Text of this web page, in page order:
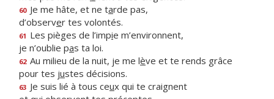
60 Je me hâte, et ne tarde pas,
d’observer tes volontés.
61 Les pièges de l’impie m’environnent,
je n’oublie pas ta loi.
62 Au milieu de la nuit, je me lève et te rends grâce
pour tes justes décisions.
63 Je suis lié à tous ceux qui te craignent